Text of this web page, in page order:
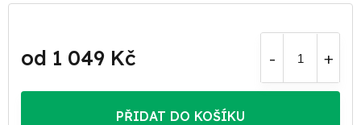
od 1 049 Kč
cena:
PŘIDAT DO KOŠÍKU